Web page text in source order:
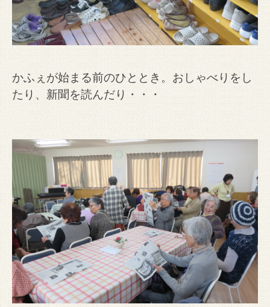
かふぇが始まる前のひととき。おしゃべりをし
たり、新聞を読んだり・・・